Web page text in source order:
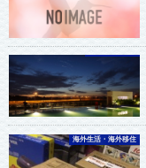
海外生活・海外移住